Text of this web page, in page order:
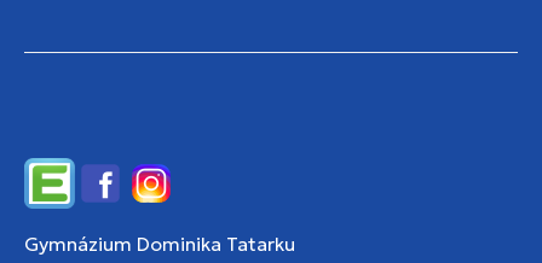
EdupageFacebookInstagram
Gymnázium Dominika Tatarku